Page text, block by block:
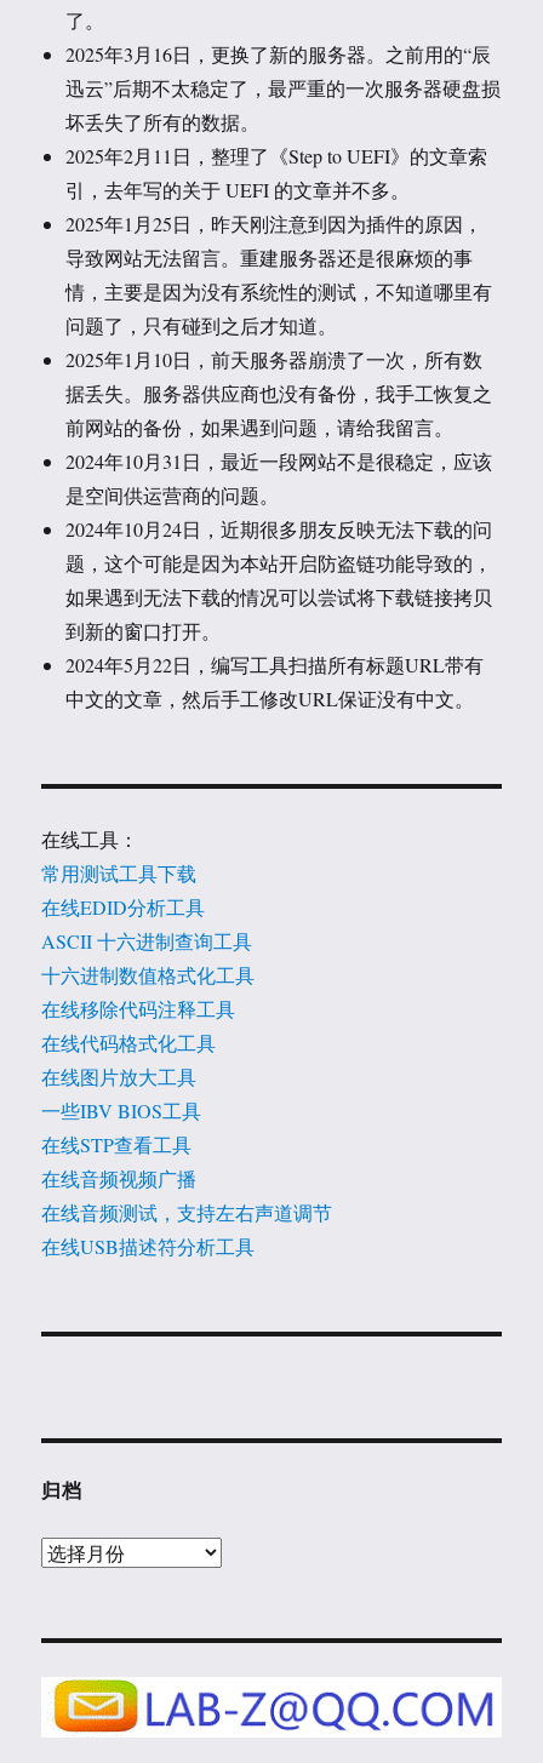
了。
2025年3月16日，更换了新的服务器。之前用的“辰
迅云”后期不太稳定了，最严重的一次服务器硬盘损
坏丢失了所有的数据。
2025年2月11日，整理了《Step to UEFI》的文章索
引，去年写的关于 UEFI 的文章并不多。
2025年1月25日，昨天刚注意到因为插件的原因，
导致网站无法留言。重建服务器还是很麻烦的事
情，主要是因为没有系统性的测试，不知道哪里有
问题了，只有碰到之后才知道。
2025年1月10日，前天服务器崩溃了一次，所有数
据丢失。服务器供应商也没有备份，我手工恢复之
前网站的备份，如果遇到问题，请给我留言。
2024年10月31日，最近一段网站不是很稳定，应该
是空间供运营商的问题。
2024年10月24日，近期很多朋友反映无法下载的问
题，这个可能是因为本站开启防盗链功能导致的，
如果遇到无法下载的情况可以尝试将下载链接拷贝
到新的窗口打开。
2024年5月22日，编写工具扫描所有标题URL带有
中文的文章，然后手工修改URL保证没有中文。
在线工具：
常用测试工具下载
在线EDID分析工具
ASCII 十六进制查询工具
十六进制数值格式化工具
在线移除代码注释工具
在线代码格式化工具
在线图片放大工具
一些IBV BIOS工具
在线STP查看工具
在线音频视频广播
在线音频测试，支持左右声道调节
在线USB描述符分析工具
归档
归